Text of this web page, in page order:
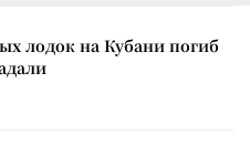
лодок на Кубани погиб